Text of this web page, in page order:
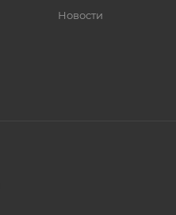
Новости